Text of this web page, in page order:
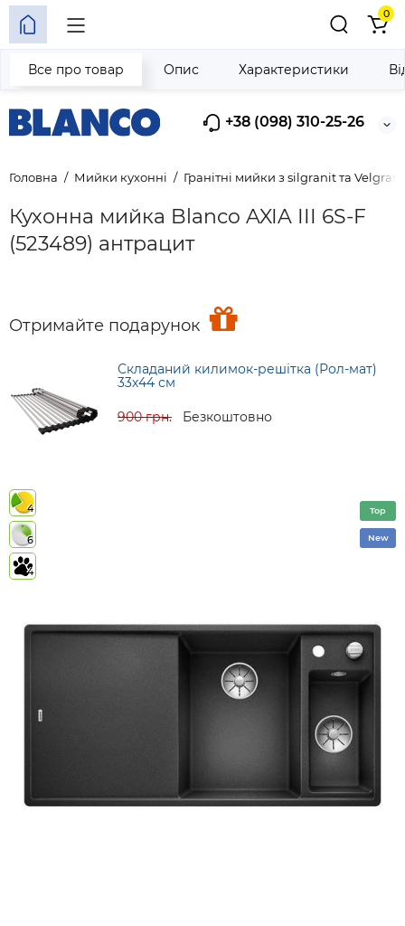
+38 (098) 310-25-26
0
Головна Мийки кухонні Гранітні мийки з silgranit та
Кухонна мийка Blanco AXIA III 6S-F
(523489) антрацит
Отримайте подарунок
Складаний килимок-решітка (Рол-мат)
33х44 см
900 грн. Безкоштовно
Все про товар Опис Характеристики
4
6
4
Top
New